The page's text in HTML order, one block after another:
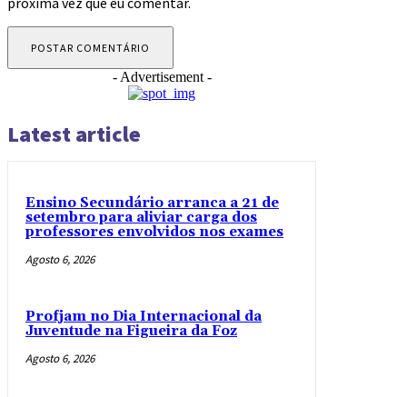
- Advertisement -
Latest article
Ensino Secundário arranca a 21 de
setembro para aliviar carga dos
professores envolvidos nos exames
Agosto 6, 2026
Profjam no Dia Internacional da
Juventude na Figueira da Foz
Agosto 6, 2026